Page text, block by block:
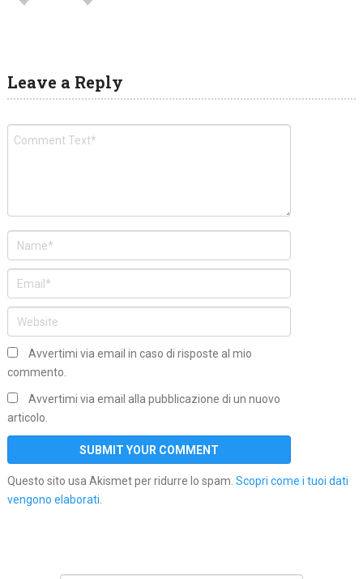
Leave a Reply
Avvertimi via email in caso di risposte al mio
commento.
Avvertimi via email alla pubblicazione di un nuovo
articolo.
Questo sito usa Akismet per ridurre lo spam. Scopri come i tuoi dati
vengono elaborati.